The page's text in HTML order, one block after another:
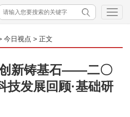
今日视点 > 正文
新铸基石——二〇
技发展回顾·基础研